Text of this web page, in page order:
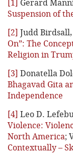
[1] Gerard
Suspension of
[2] Judd Birdsall,
On”: The
Religion in
[3] Donatella
Bhagavad Gita
Independence
[4] Leo D.
Violence:
North America;
Contextually –